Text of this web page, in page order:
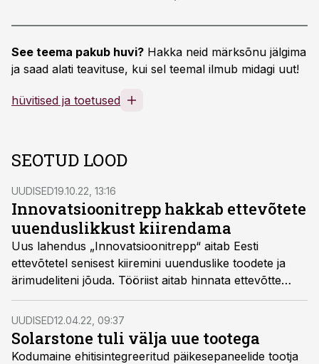
See teema pakub huvi? Hakka neid märksõnu jälgima
ja saad alati teavituse, kui sel teemal ilmub midagi uut!
hüvitised ja toetused
SEOTUD LOOD
UUDISED19.10.22, 13:16
Innovatsioonitrepp hakkab ettevõtete
uuenduslikkust kiirendama
Uus lahendus „Innovatsioonitrepp“ aitab Eesti
ettevõtetel senisest kiiremini uuenduslike toodete ja
ärimudeliteni jõuda. Tööriist aitab hinnata ettevõtte
asukohta teel uuenduslikuks ettevõtteks ja paremini
arenguhüppeks vajalikke teenuseid valida ning riigil
neid teenuseid sihitult pakkuda.
UUDISED12.04.22, 09:37
Solarstone tuli välja uue tootega
Kodumaine ehitisintegreeritud päikesepaneelide tootja